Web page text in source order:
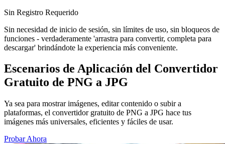
Sin Registro Requerido
Sin necesidad de inicio de sesión, sin límites de uso, sin bloqueos de
funciones - verdaderamente 'arrastra para convertir, completa para
descargar' brindándote la experiencia más conveniente.
Escenarios de Aplicación del Convertidor
Gratuito de PNG a JPG
Ya sea para mostrar imágenes, editar contenido o subir a
plataformas, el convertidor gratuito de PNG a JPG hace tus
imágenes más universales, eficientes y fáciles de usar.
Probar Ahora